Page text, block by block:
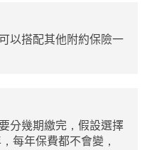
以搭配其他附約保險一
分幾期繳完，假設選擇
每年保費都不會變，